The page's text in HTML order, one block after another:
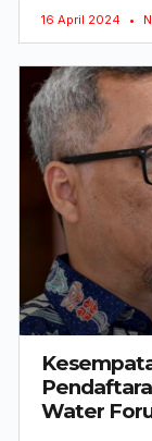
16 April 2024
Water